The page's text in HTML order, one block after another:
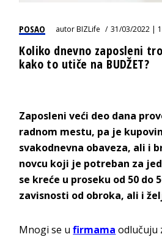
POSAO autorBIZLife 31/03/2022 |
Koliko dnevno zaposleni
kako to utiče na BUDŽET?
Zaposleni veći deo dana
radnom mestu, pa je
svakodnevna obaveza, ali i
novcu koji je potreban za
se kreće u proseku od 50 do
zavisnosti od obroka, ali i
Mnogi se ufirmama odlučuju